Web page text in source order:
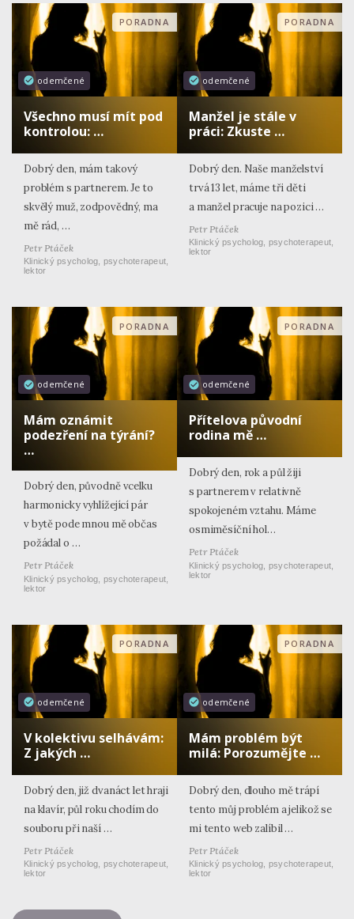
odemčené
PORADNA
Všechno musí mít pod
kontrolou: …
Dobrý den, mám takový
problém s partnerem. Je to
skvělý muž, zodpovědný, ma
mě rád, …
Petr Ptáček
Klinický psycholog, psychoterapeut,
lektor
odemčené
PORADNA
Manžel je stále v
práci: Zkuste …
Dobrý den. Naše manželství
trvá 13 let, máme tři děti
a manžel pracuje na pozici …
Petr Ptáček
Klinický psycholog, psychoterapeut,
lektor
odemčené
PORADNA
Mám oznámit
podezření na týrání?
…
Dobrý den, původně vcelku
harmonicky vyhlížející pár
v bytě pode mnou mě občas
požádal o …
Petr Ptáček
Klinický psycholog, psychoterapeut,
lektor
odemčené
PORADNA
Přítelova původní
rodina mě …
Dobrý den, rok a půl žiji
s partnerem v relativně
spokojeném vztahu. Máme
osmiměsíční hol…
Petr Ptáček
Klinický psycholog, psychoterapeut,
lektor
odemčené
PORADNA
V kolektivu selhávám:
Z jakých …
Dobrý den, již dvanáct let hraji
na klavír, půl roku chodím do
souboru při naší …
Petr Ptáček
Klinický psycholog, psychoterapeut,
lektor
odemčené
PORADNA
Mám problém být
milá: Porozumějte …
Dobrý den, dlouho mě trápí
tento můj problém a jelikož se
mi tento web zalíbil …
Petr Ptáček
Klinický psycholog, psychoterapeut,
lektor